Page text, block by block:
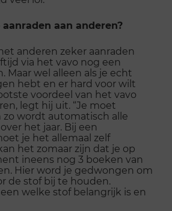
aan anderen?
anderen zeker aanraden
via het vavo nog een
Maar wel alleen als je echt
hebt en er hard voor wilt
voordeel van het vavo
legt hij uit. “Je moet
zo wordt automatisch alle
het jaar. Bij een
je het allemaal zelf
het zomaar zijn dat je op
ineens nog 3 boeken van
Hier word je gedwongen om
de stof bij te houden.
welke stof belangrijk is en